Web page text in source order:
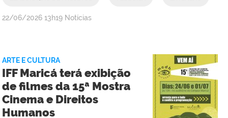
por
Reitoria
publicado
22/06/2026 13h19 Notícias
ARTE E CULTURA
IFF Maricá terá exibição
de filmes da 15ª Mostra
Cinema e Direitos
Humanos